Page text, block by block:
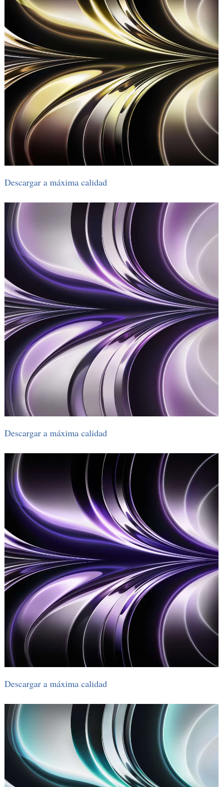
Descargar a máxima calidad
Descargar a máxima calidad
Descargar a máxima calidad